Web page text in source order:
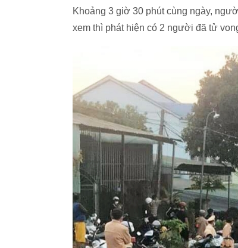
Khoảng 3 giờ 30 phút cùng ngày,
xem thì phát hiện có 2 người đã tử